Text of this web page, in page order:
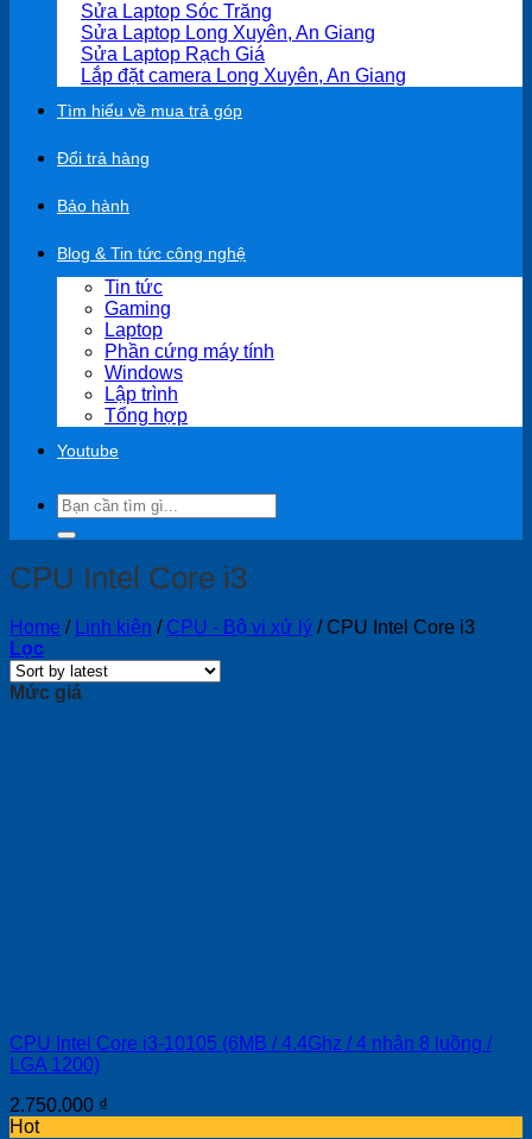
Sửa Laptop Sóc Trăng
Sửa Laptop Long Xuyên, An Giang
Sửa Laptop Rạch Giá
Lắp đặt camera Long Xuyên, An Giang
Tìm hiểu về mua trả góp
Đổi trả hàng
Bảo hành
Blog & Tin tức công nghệ
Tin tức
Gaming
Laptop
Phần cứng máy tính
Windows
Lập trình
Tổng hợp
Youtube
Search
for:
CPU Intel Core i3
Home / Linh kiện / CPU - Bộ vi xử lý /CPU Intel Core i3
Lọc
Mức giá
CPU Intel Core i3-10105 (6MB / 4.4Ghz / 4 nhân 8 luồng /
LGA 1200)
2.750.000 ₫
Hot